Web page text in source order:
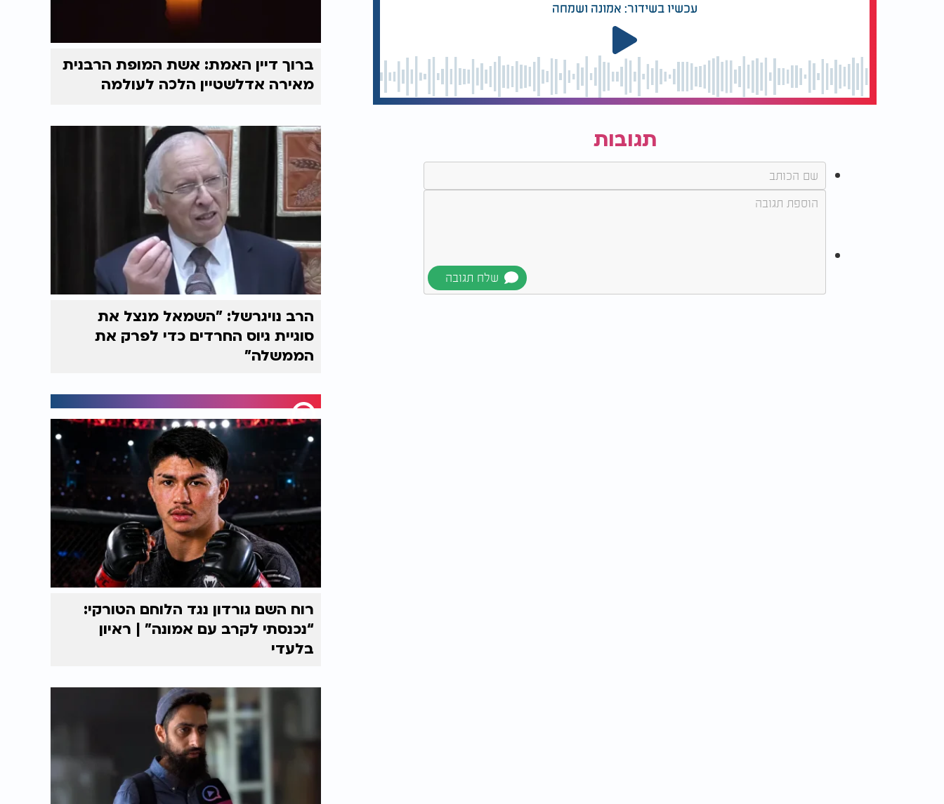
עכשיו בשידור: אמונה ושמחה
תגובות
ברוך דיין האמת: אשת המופת הרבנית
מאירה אדלשטיין הלכה לעולמה
הרב נויגרשל: "השמאל מנצל את
סוגיית גיוס החרדים כדי לפרק את
הממשלה"
רוח השם גורדון נגד הלוחם הטורקי:
“נכנסתי לקרב עם אמונה” | ראיון
בלעדי